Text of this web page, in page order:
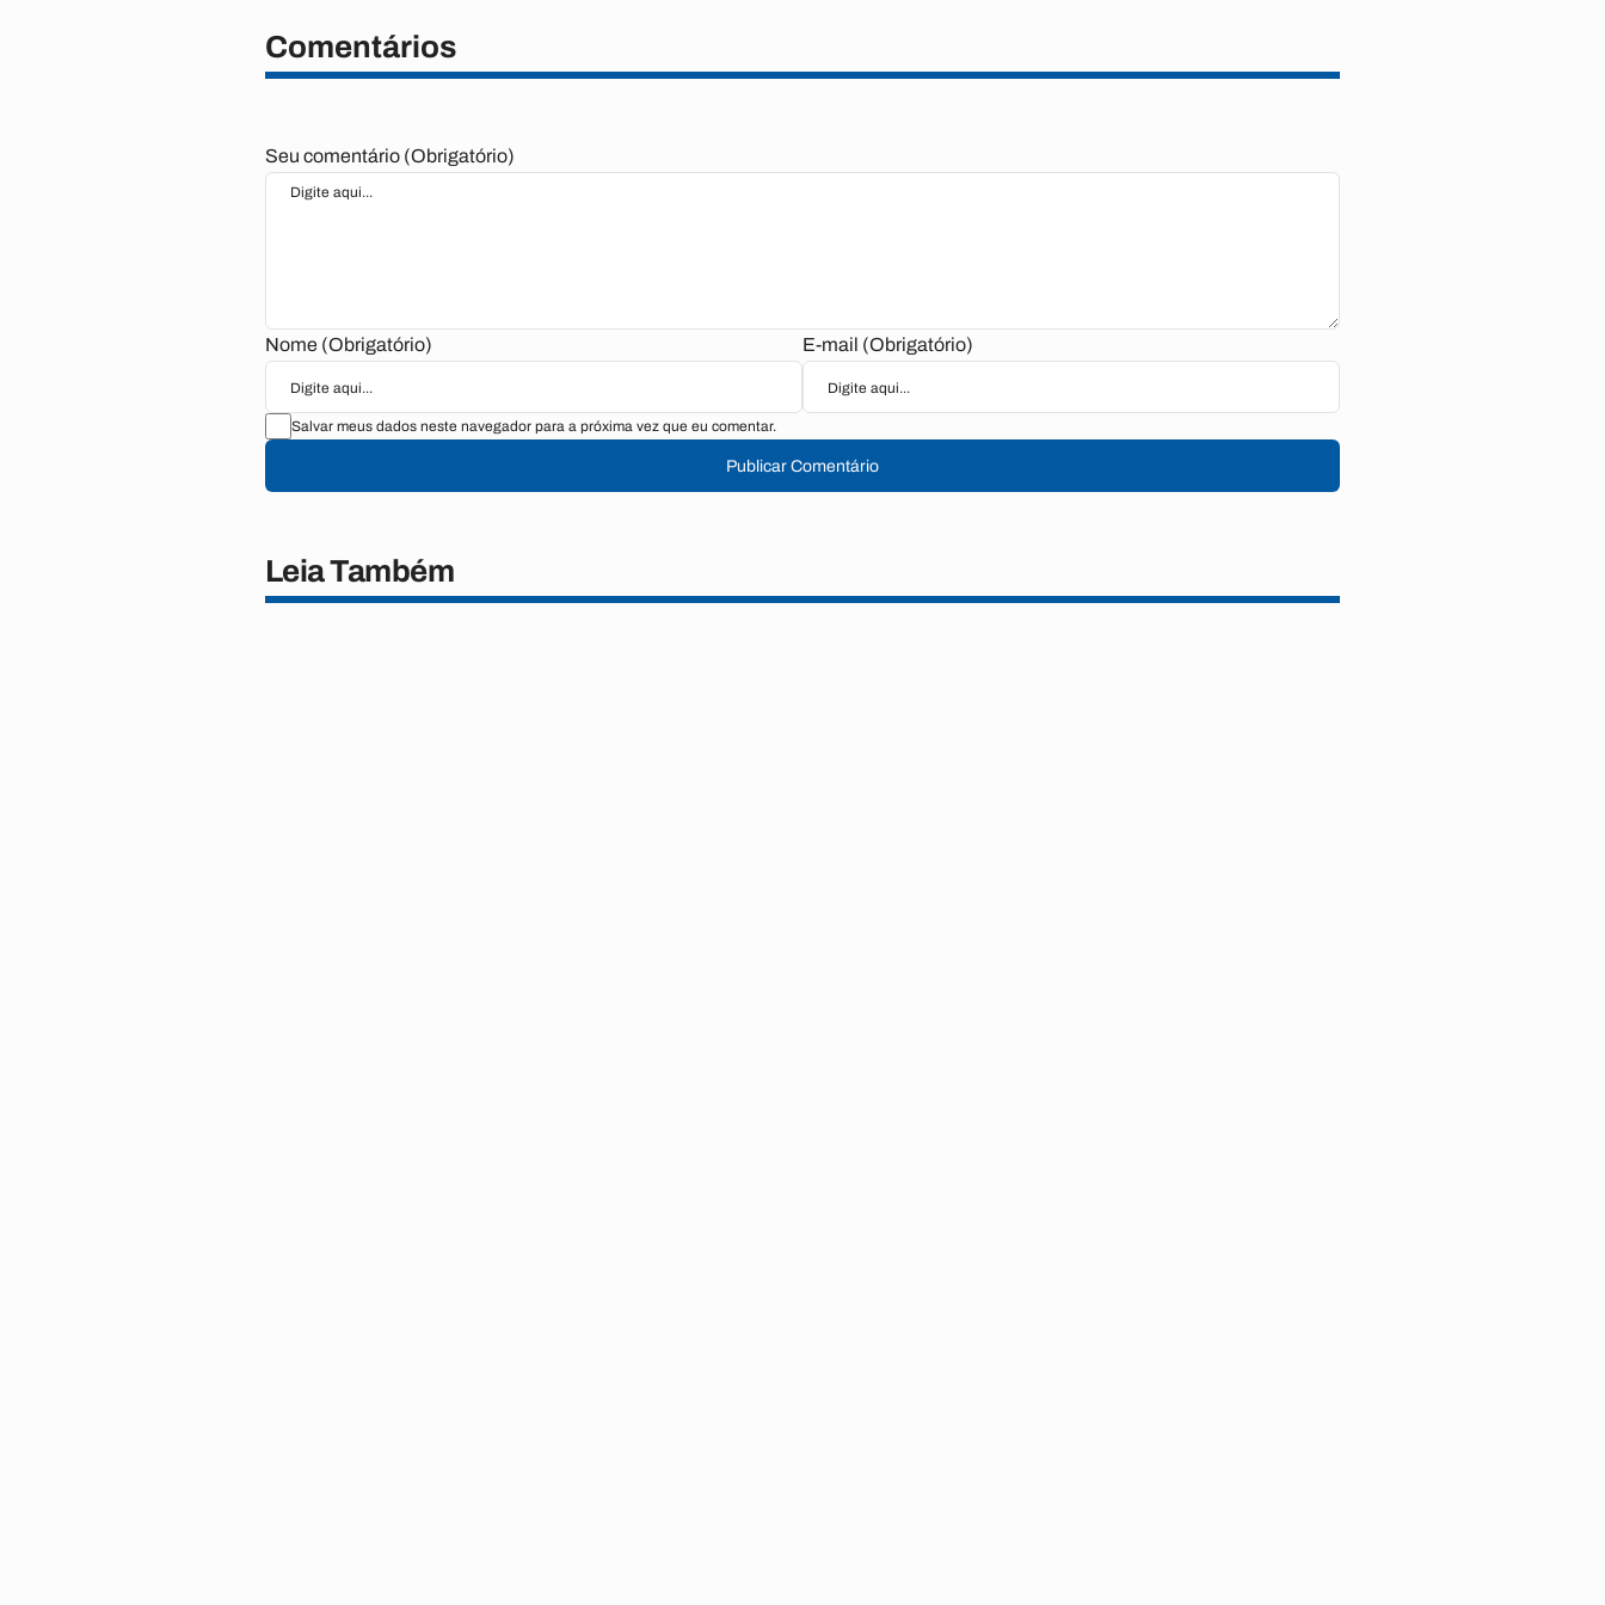
Comentários
Seu comentário (Obrigatório)
Nome (Obrigatório) E-mail (Obrigatório)
Salvar meus dados neste navegador para a próxima vez que eu comentar.
Publicar Comentário
Leia Também